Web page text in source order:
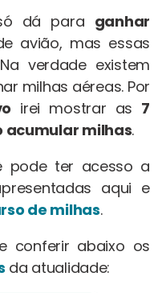
dá para ganhar
avião, mas essas
verdade existem
milhas aéreas. Por
irei mostrar as 7
acumular milhas.
pode ter acesso a
aqui e
de milhas.
conferir abaixo os
da atualidade: